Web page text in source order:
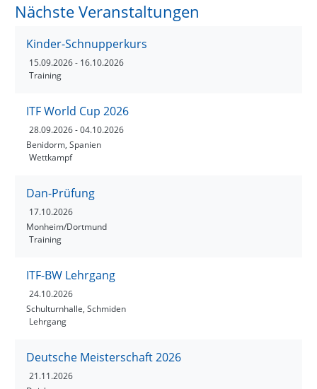
Nächste Veranstaltungen
Kinder-Schnupperkurs
15.09.2026- 16.10.2026
Training
ITF World Cup 2026
28.09.2026- 04.10.2026
Benidorm, Spanien
Wettkampf
Dan-Prüfung
17.10.2026
Monheim/Dortmund
Training
ITF-BW Lehrgang
24.10.2026
Schulturnhalle, Schmiden
Lehrgang
Deutsche Meisterschaft 2026
21.11.2026